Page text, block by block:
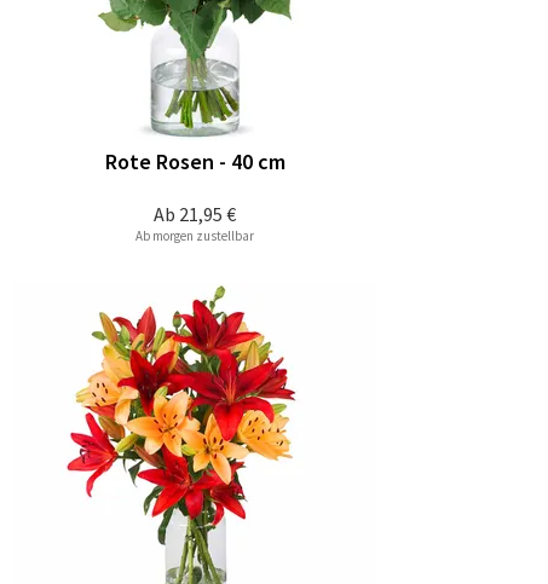
Ab 21,95 €
Rote Rosen - 40 cm
Ab morgen zustellbar